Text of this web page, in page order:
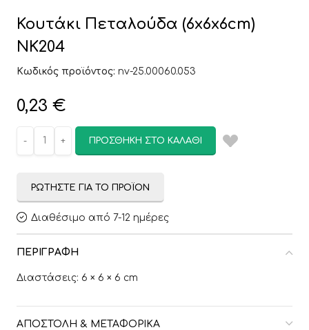
Κουτάκι Πεταλούδα (6x6x6cm)
ΝΚ204
Κωδικός προϊόντος: nv-25.00060.053
0,23 €
ΠΡΟΣΘΉΚΗ ΣΤΟ ΚΑΛΆΘΙ
ΡΩΤΉΣΤΕ ΓΙΑ ΤΟ ΠΡΟΪΌΝ
Διαθέσιμο από 7-12 ημέρες
ΠΕΡΙΓΡΑΦΉ
Διαστάσεις: 6 × 6 × 6 cm
ΑΠΟΣΤΟΛΉ & ΜΕΤΑΦΟΡΙΚΆ